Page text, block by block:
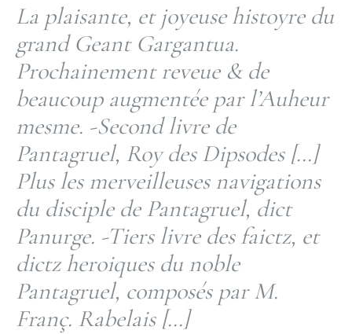
La plaisante, et joyeuse histoyre du
grand Geant Gargantua.
Prochainement reveue & de
beaucoup augmentée par l’Auheur
mesme. -Second livre de
Pantagruel, Roy des Dipsodes […]
Plus les merveilleuses navigations
du disciple de Pantagruel, dict
Panurge. -Tiers livre des faictz, et
dictz heroiques du noble
Pantagruel, composés par M.
Franç. Rabelais […]